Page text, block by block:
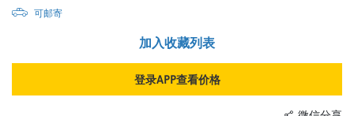
可邮寄
加入收藏列表
登录APP查看价格